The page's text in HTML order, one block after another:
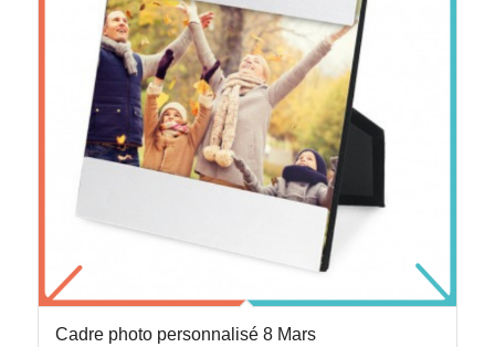
Cadre photo personnalisé 8 Mars